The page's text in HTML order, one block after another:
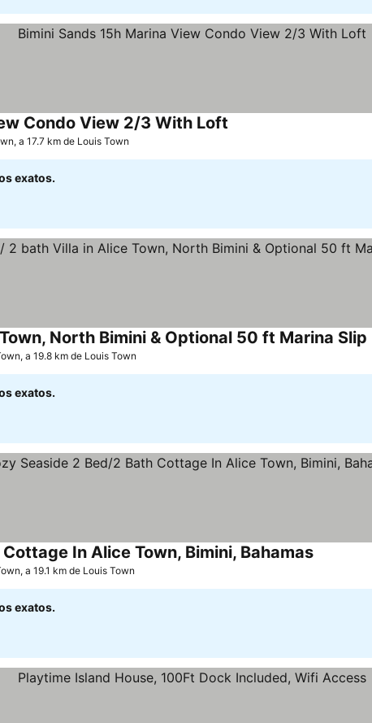
Condo View 2/3 With Loft
a 17.7 km de Louis Town
exatos.
North Bimini & Optional 50 ft Marina Slip
a 19.8 km de Louis Town
exatos.
In Alice Town, Bimini, BahamasVer preços
a 19.1 km de Louis Town
exatos.